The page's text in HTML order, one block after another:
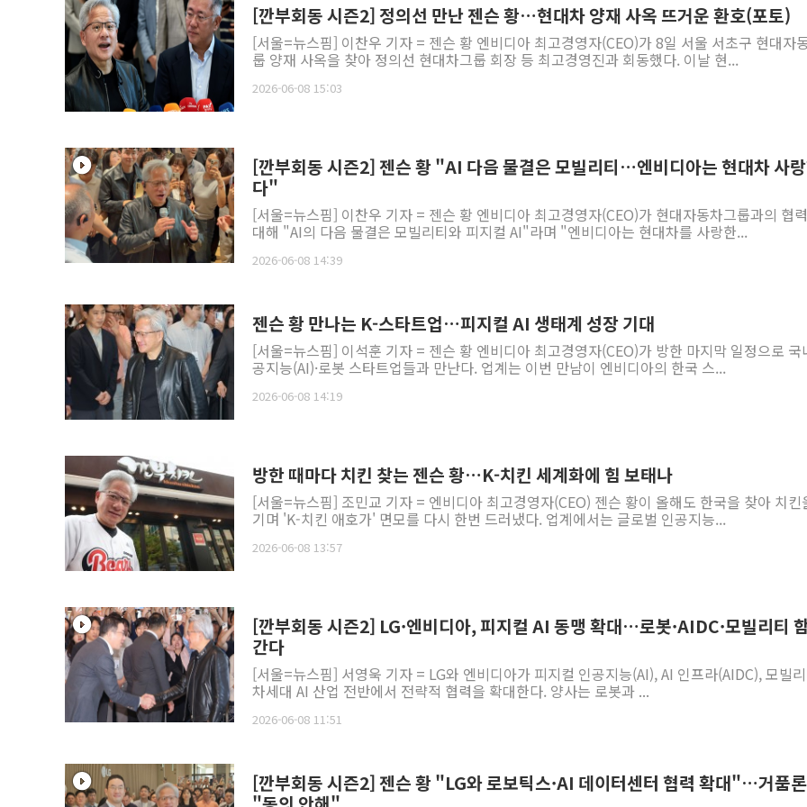
[깐부회동 시즌2] 정의선 만난 젠슨 황…현대차 양재 사옥 뜨거운 환호(포토)
[서울=뉴스핌] 이찬우 기자 = 젠슨 황 엔비디아 최고경영자(CEO)가 8일 서울 서초구 현대자
룹 양재 사옥을 찾아 정의선 현대차그룹 회장 등 최고경영진과 회동했다. 이날 현...
2026-06-08 15:03
[깐부회동 시즌2] 젠슨 황 "AI 다음 물결은 모빌리티…엔비디아는 현대차 사
다"
[서울=뉴스핌] 이찬우 기자 = 젠슨 황 엔비디아 최고경영자(CEO)가 현대자동차그룹과의 협
대해 "AI의 다음 물결은 모빌리티와 피지컬 AI"라며 "엔비디아는 현대차를 사랑한...
2026-06-08 14:39
젠슨 황 만나는 K-스타트업…피지컬 AI 생태계 성장 기대
[서울=뉴스핌] 이석훈 기자 = 젠슨 황 엔비디아 최고경영자(CEO)가 방한 마지막 일정으로 국
공지능(AI)·로봇 스타트업들과 만난다. 업계는 이번 만남이 엔비디아의 한국 스...
2026-06-08 14:19
방한 때마다 치킨 찾는 젠슨 황…K-치킨 세계화에 힘 보태나
[서울=뉴스핌] 조민교 기자 = 엔비디아 최고경영자(CEO) 젠슨 황이 올해도 한국을 찾아 치킨
기며 'K-치킨 애호가' 면모를 다시 한번 드러냈다. 업계에서는 글로벌 인공지능...
2026-06-08 13:57
[깐부회동 시즌2] LG·엔비디아, 피지컬 AI 동맹 확대…로봇·AIDC·모빌리티
간다
[서울=뉴스핌] 서영욱 기자 = LG와 엔비디아가 피지컬 인공지능(AI), AI 인프라(AIDC), 모빌
차세대 AI 산업 전반에서 전략적 협력을 확대한다. 양사는 로봇과 ...
2026-06-08 11:51
[깐부회동 시즌2] 젠슨 황 "LG와 로보틱스·AI 데이터센터 협력 확대"…거품